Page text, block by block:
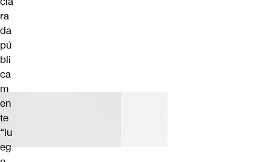
ra
da
pú
bli
ca
m
en
te
“lu
eg